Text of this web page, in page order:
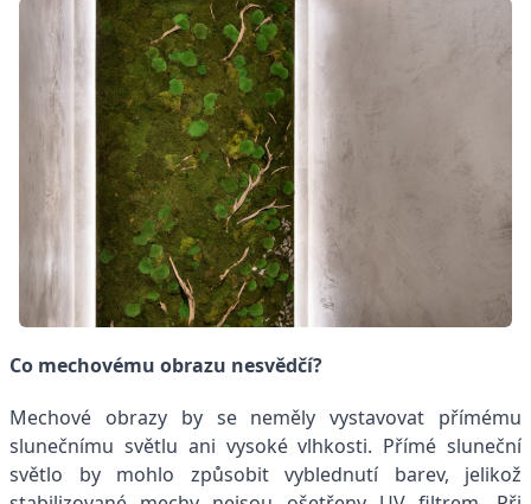
Co mechovému obrazu nesvědčí?
Mechové obrazy by se neměly vystavovat přímému
slunečnímu světlu ani vysoké vlhkosti. Přímé sluneční
světlo by mohlo způsobit vyblednutí barev, jelikož